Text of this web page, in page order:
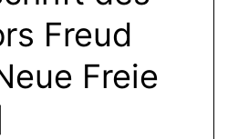
Freud
Freie